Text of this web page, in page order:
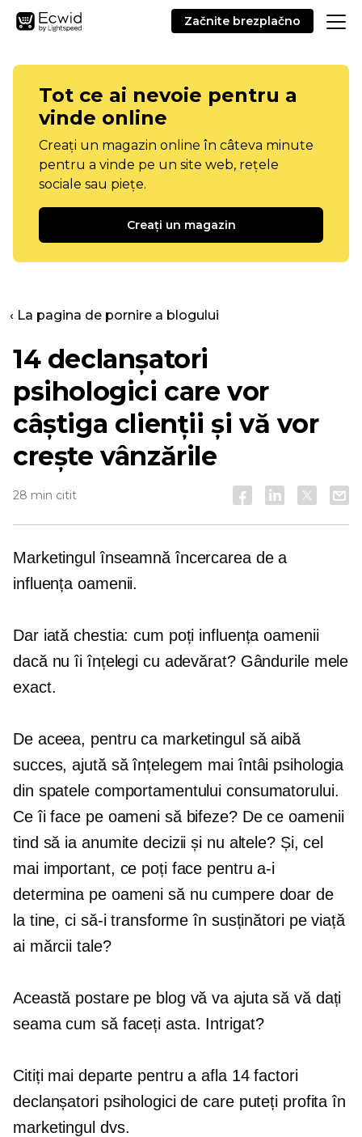
Začnite brezplačno
Tot ce ai nevoie pentru a
vinde online
Creați un magazin online în câteva minute
pentru a vinde pe un site web, rețele
sociale sau piețe.
Creați un magazin
‹ La pagina de pornire a blogului
14 declanșatori
psihologici care vor
câștiga clienții și vă vor
crește vânzările
28 min citit
Marketingul înseamnă încercarea de a
influența oamenii.
Dar iată chestia: cum poți influența oamenii
dacă nu îi înțelegi cu adevărat? Gândurile mele
exact.
De aceea, pentru ca marketingul să aibă
succes, ajută să înțelegem mai întâi psihologia
din spatele comportamentului consumatorului.
Ce îi face pe oameni să bifeze? De ce oamenii
tind să ia anumite decizii și nu altele? Și, cel
mai important, ce poți face pentru a-i
determina pe oameni să nu cumpere doar de
la tine, ci să-i transforme în susținători pe viață
ai mărcii tale?
Această postare pe blog vă va ajuta să vă dați
seama cum să faceți asta. Intrigat?
Citiți mai departe pentru a afla 14 factori
declanșatori psihologici de care puteți profita în
marketingul dvs.